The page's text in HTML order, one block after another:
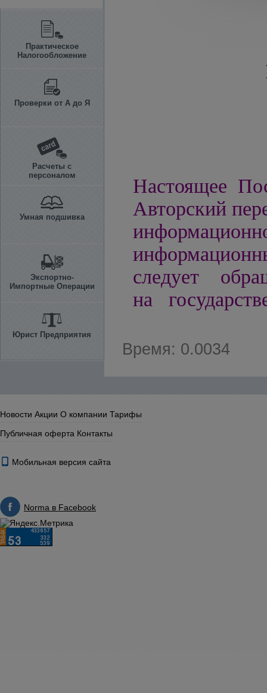
Практическое
Налогообложение
Проверки от А до Я
Расчеты с
персоналом
Умная подшивка
Экспортно-
Импортные Операции
Юрист Предприятия
Настоящее
Авторский
следует
на
Время: 0.0034
Новости Акции О компании Тарифы
Публичная оферта Контакты
Мобильная версия сайта
Norma в Facebook